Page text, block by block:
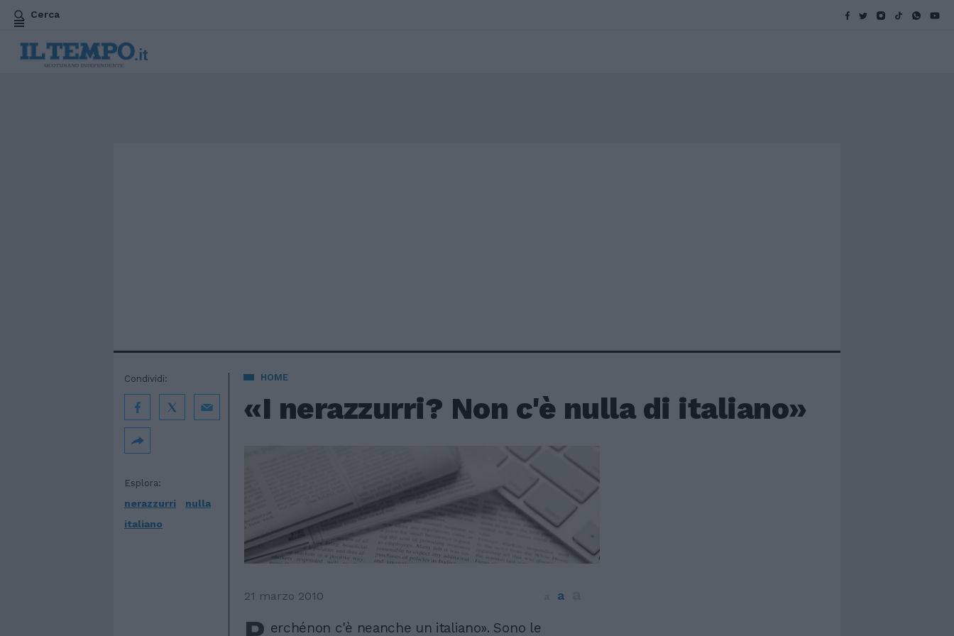
Cerca
HOME
«I nerazzurri? Non c'è nulla di italiano»
Esplora:
nerazzurri
nulla
italiano
Condividi:
21 marzo 2010 a
erchénon c'è neanche un italiano». Sono le